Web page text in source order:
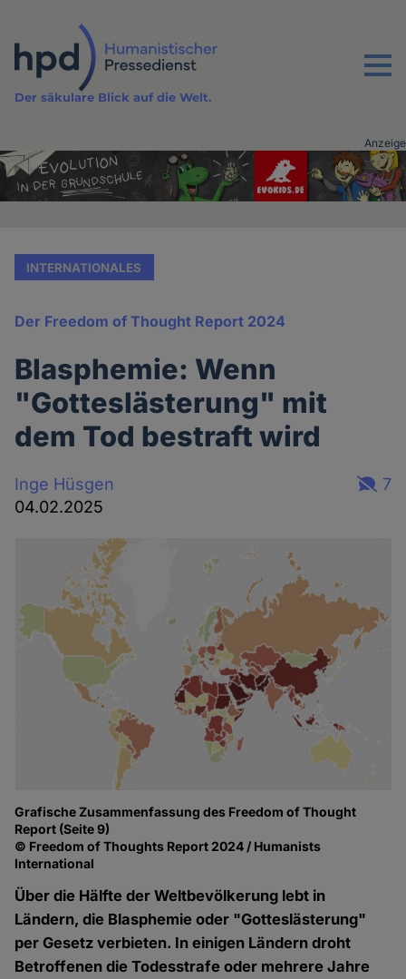
Inhalt
Menu
Der säkulare Blick auf die Welt.
Advertising
vor
Anzeige
INTERNATIONALES
Der Freedom of Thought Report 2024
Blasphemie: Wenn
"Gotteslästerung" mit
dem Tod bestraft wird
Inge Hüsgen
04.02.2025
7
Grafische Zusammenfassung des Freedom of Thought
Report (Seite 9)
© Freedom of Thoughts Report 2024 / Humanists
International
Über die Hälfte der Weltbevölkerung lebt in
Ländern, die Blasphemie oder "Gotteslästerung"
per Gesetz verbieten. In einigen Ländern droht
Betroffenen die Todesstrafe oder mehrere Jahre